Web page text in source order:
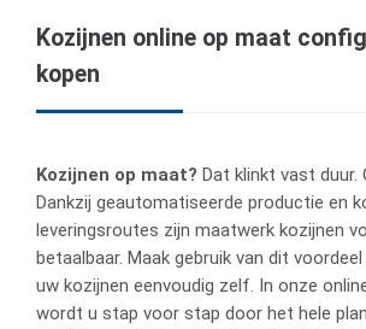
Kozijnen online op maat
kopen
Kozijnen op maat? Dat klinkt vast
Dankzij geautomatiseerde productie en
leveringsroutes zijn maatwerk kozijnen
betaalbaar. Maak gebruik van dit
uw kozijnen eenvoudig zelf. In onze
wordt u stap voor stap door het hele